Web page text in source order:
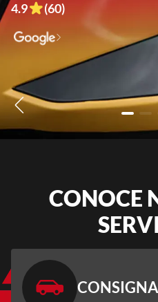
4.9 (60)
CONOCE